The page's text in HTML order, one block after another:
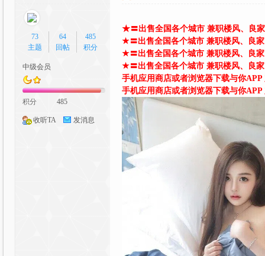
G
73
主题
64
回帖
485
积分
中级会员
积分 485
收听TA 发消息
★〓出售全国各个城市 兼职楼风、良
★〓出售全国各个城市 兼职楼风、良
★〓出售全国各个城市 兼职楼风、良
★〓出售全国各个城市 兼职楼风、良
手机应用商店或者浏览器下载与你
手机应用商店或者浏览器下载与你